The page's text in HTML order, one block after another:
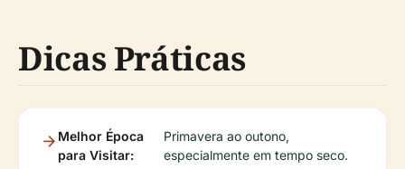
Dicas Práticas
Melhor Época
para Visitar:
Primavera ao outono,
especialmente em tempo seco.